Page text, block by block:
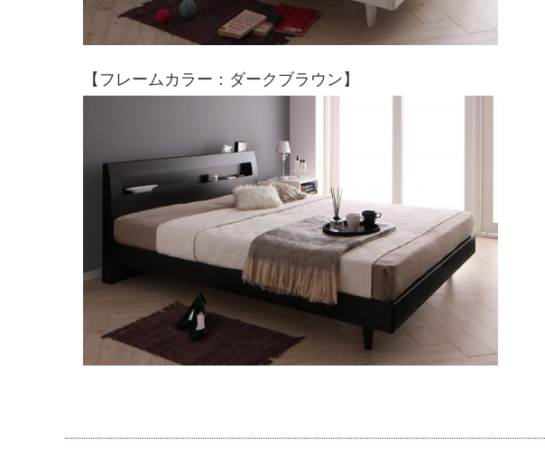
【フレームカラー：ダークブラウン】